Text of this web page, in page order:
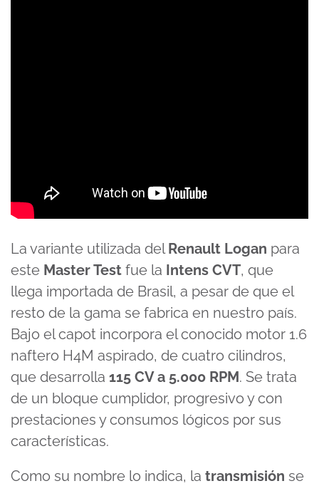
La variante utilizada delRenault Logan para
este Master Test fue la Intens CVT, que
llega importada de Brasil, a pesar de que el
resto de la gama se fabrica en nuestro país.
Bajo el capot incorpora el conocido motor 1.6
naftero H4M aspirado, de cuatro cilindros,
que desarrolla 115 CV a 5.000 RPM. Se trata
de un bloque cumplidor, progresivo y con
prestaciones y consumos lógicos por sus
características.
Como su nombre lo indica, la transmisión se